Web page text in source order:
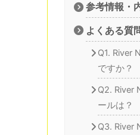
参考情報・
よくある質
Q1. River
ですか？
Q2. River
ールは？
Q3. River